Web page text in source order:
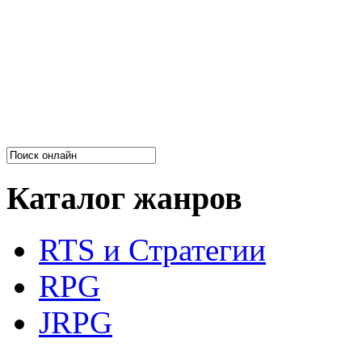
Каталог жанров
RTS и Стратегии
RPG
JRPG